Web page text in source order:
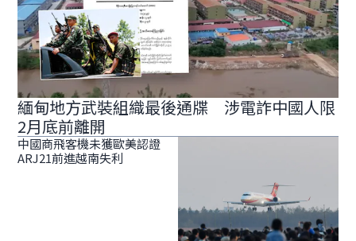
緬甸地方武裝組織最後通牒 涉電詐中國人限
2月底前離開
中國商飛客機未獲歐美認證
ARJ21前進越南失利